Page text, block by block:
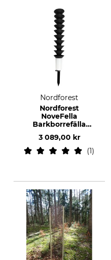
Nordforest
Nordforest
NoveFella
Barkborrefälla
Kampanjpaket inkl.
5 st fällor och 10
feromoner
3 089,00 kr
1